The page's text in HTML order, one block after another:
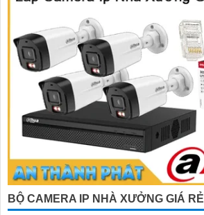
BỘ CAMERA IP NHÀ XƯỞNG GIÁ RẺ